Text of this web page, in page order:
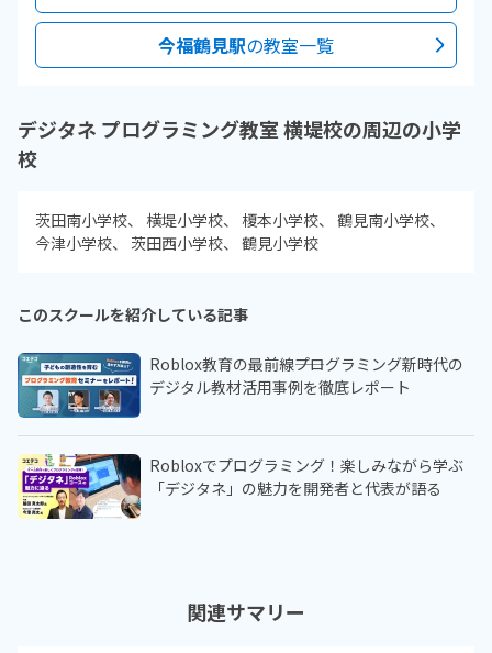
今福鶴見駅の教室一覧
デジタネ プログラミング教室 横堤校の周辺の小学
校
茨田南小学校 横堤小学校 榎本小学校
鶴見南小学校
今津小学校
茨田西小学校 鶴見小学校
このスクールを紹介している記事
Roblox教育の最前線――プログラミング新時代の
デジタル教材活用事例を徹底レポート
Robloxでプログラミング！楽しみながら学ぶ
「デジタネ」の魅力を開発者と代表が語る
関連サマリー